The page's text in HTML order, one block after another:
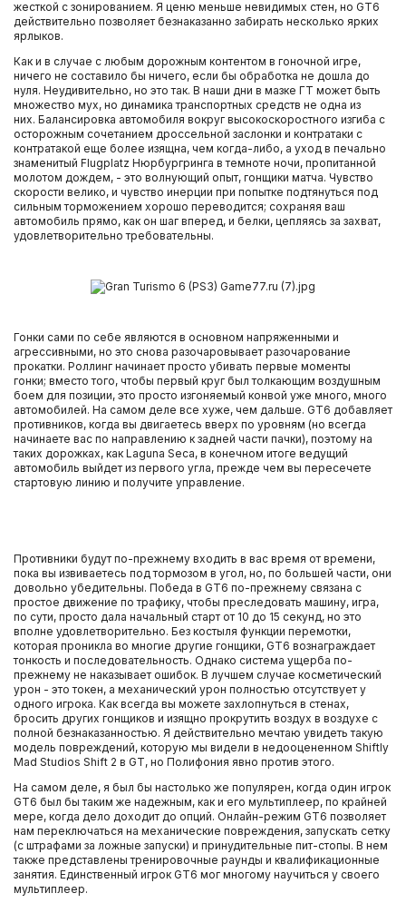
жесткой с зонированием. Я ценю меньше невидимых стен, но GT6
действительно позволяет безнаказанно забирать несколько ярких
ярлыков.
Как и в случае с любым дорожным контентом в гоночной игре,
ничего не составило бы ничего, если бы обработка не дошла до
нуля. Неудивительно, но это так. В наши дни в мазке ГТ может быть
множество мух, но динамика транспортных средств не одна из
них. Балансировка автомобиля вокруг высокоскоростного изгиба с
осторожным сочетанием дроссельной заслонки и контратаки с
контратакой еще более изящна, чем когда-либо, а уход в печально
знаменитый Flugplatz Нюрбургринга в темноте ночи, пропитанной
молотом дождем, - это волнующий опыт, гонщики матча. Чувство
скорости велико, и чувство инерции при попытке подтянуться под
сильным торможением хорошо переводится; сохраняя ваш
автомобиль прямо, как он шаг вперед, и белки, цепляясь за захват,
удовлетворительно требовательны.
Гонки сами по себе являются в основном напряженными и
агрессивными, но это снова разочаровывает разочарование
прокатки. Роллинг начинает просто убивать первые моменты
гонки; вместо того, чтобы первый круг был толкающим воздушным
боем для позиции, это просто изгоняемый конвой уже много, много
автомобилей. На самом деле все хуже, чем дальше. GT6 добавляет
противников, когда вы двигаетесь вверх по уровням (но всегда
начинаете вас по направлению к задней части пачки), поэтому на
таких дорожках, как Laguna Seca, в конечном итоге ведущий
автомобиль выйдет из первого угла, прежде чем вы пересечете
стартовую линию и получите управление.
Противники будут по-прежнему входить в вас время от времени,
пока вы извиваетесь под тормозом в угол, но, по большей части, они
довольно убедительны. Победа в GT6 по-прежнему связана с
простое движение по трафику, чтобы преследовать машину, игра,
по сути, просто дала начальный старт от 10 до 15 секунд, но это
вполне удовлетворительно. Без костыля функции перемотки,
которая проникла во многие другие гонщики, GT6 вознаграждает
тонкость и последовательность. Однако система ущерба по-
прежнему не наказывает ошибок. В лучшем случае косметический
урон - это токен, а механический урон полностью отсутствует у
одного игрока. Как всегда вы можете захлопнуться в стенах,
бросить других гонщиков и изящно прокрутить воздух в воздухе с
полной безнаказанностью. Я действительно мечтаю увидеть такую
модель повреждений, которую мы видели в недооцененном Shiftly
Mad Studios Shift 2 в GT, но Полифония явно против этого.
На самом деле, я был бы настолько же популярен, когда один игрок
GT6 был бы таким же надежным, как и его мультиплеер, по крайней
мере, когда дело доходит до опций. Онлайн-режим GT6 позволяет
нам переключаться на механические повреждения, запускать сетку
(с штрафами за ложные запуски) и принудительные пит-стопы. В нем
также представлены тренировочные раунды и квалификационные
занятия. Единственный игрок GT6 мог многому научиться у своего
мультиплеер.